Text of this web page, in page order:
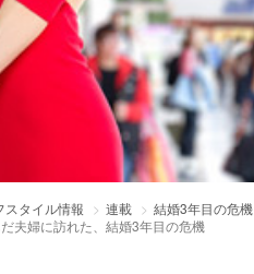
スタイル情報 連載
結婚3年目の危機
夫婦に訪れた、結婚3年目の危機